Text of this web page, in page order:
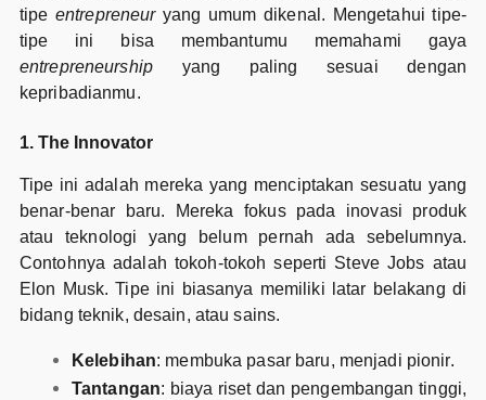
tipe entrepreneuryang umum dikenal. Mengetahui tipe-
tipe ini bisa membantumu memahami gaya
entrepreneurship yang paling sesuai dengan
kepribadianmu.
1. The Innovator
Tipe ini adalah mereka yang menciptakan sesuatu yang
benar-benar baru. Mereka fokus pada inovasi produk
atau teknologi yang belum pernah ada sebelumnya.
Contohnya adalah tokoh-tokoh seperti Steve Jobs atau
Elon Musk. Tipe ini biasanya memiliki latar belakang di
bidang teknik, desain, atau sains.
Kelebihan: membuka pasar baru, menjadi pionir.
Tantangan: biaya riset dan pengembangan tinggi,